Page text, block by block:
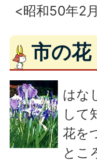
<昭和50年2
市の
はな
して
花を
とこ